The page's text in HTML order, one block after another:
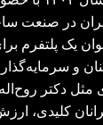
در صنعت
یک پلتفرم
و
دکتر
کلیدی،